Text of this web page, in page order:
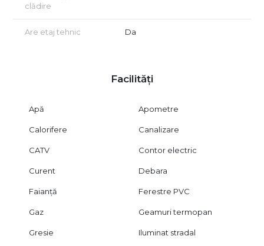
clădire
Are etaj tehnic Da
Facilități
Apă Apometre
Calorifere Canalizare
CATV Contor electric
Curent Debara
Faianță Ferestre PVC
Gaz Geamuri termopan
Gresie Iluminat stradal